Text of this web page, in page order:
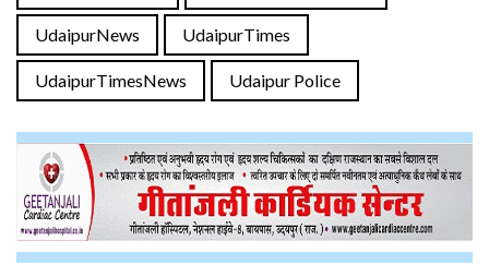
UdaipurNews UdaipurTimes
UdaipurTimesNews Udaipur Police